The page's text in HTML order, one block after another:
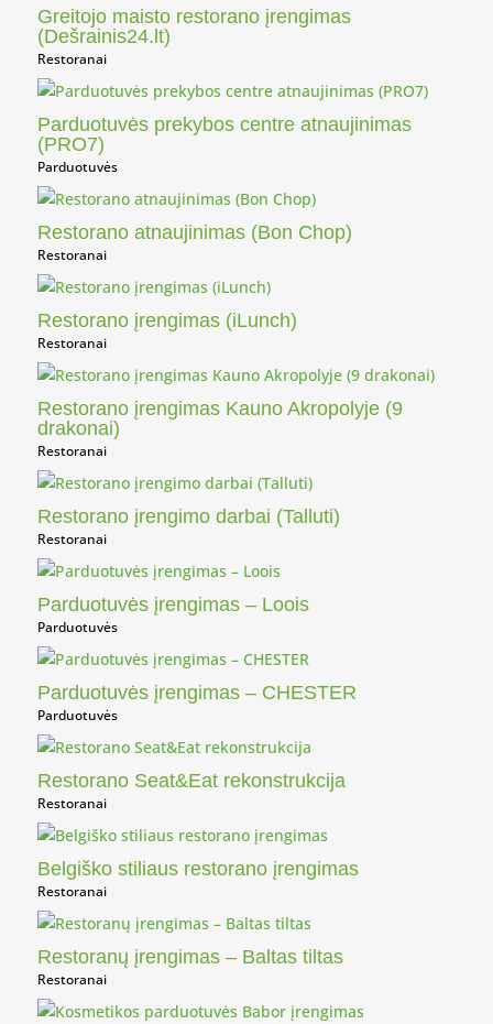
Greitojo maisto restorano įrengimas
(Dešrainis24.lt)
Restoranai
Parduotuvės prekybos centre atnaujinimas
(PRO7)
Parduotuvės
Restorano atnaujinimas (Bon Chop)
Restoranai
Restorano įrengimas (iLunch)
Restoranai
Restorano įrengimas Kauno Akropolyje (9
drakonai)
Restoranai
Restorano įrengimo darbai (Talluti)
Restoranai
Parduotuvės įrengimas – Loois
Parduotuvės
Parduotuvės įrengimas – CHESTER
Parduotuvės
Restorano Seat&Eat rekonstrukcija
Restoranai
Belgiško stiliaus restorano įrengimas
Restoranai
Restoranų įrengimas – Baltas tiltas
Restoranai